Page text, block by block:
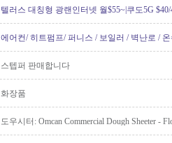
텔러스 대칭형 광랜인터넷 월$55~|쿠도5G $40/
에어컨/ 히트펌프/ 퍼니스 / 보일러 / 벽난로 /
스텝퍼 판매합니다
화장품
도우시터: Omcan Commercial Dough Sheeter -